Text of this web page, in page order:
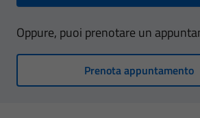
Oppure, puoi prenotare un
Prenota appuntamento